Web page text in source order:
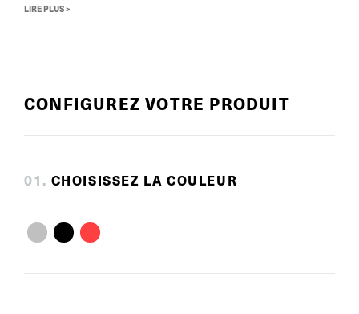
LIRE PLUS >
CONFIGUREZ VOTRE PRODUIT
01 . CHOISISSEZ LA COULEUR